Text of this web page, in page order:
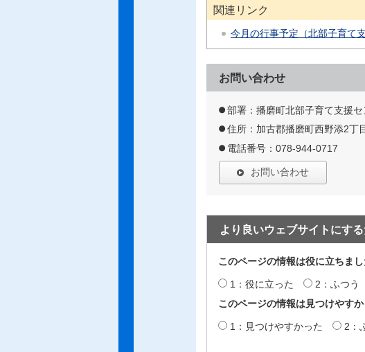
関連リンク
今月の行事予定（北部子育て
お問い合わせ
部署：播磨町北部子育て支援セ
住所：加古郡播磨町西野添2丁
電話番号：078-944-0717
お問い合わせ
より良いウェブサイトにす
このページの情報は役に立ちまし
1：役に立った 2：ふつう
このページの情報は見つけやす
1：見つけやすかった 2：